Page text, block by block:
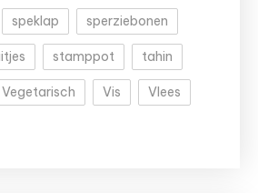
speklap sperziebonen
stamppot tahin
Vegetarisch Vis Vlees